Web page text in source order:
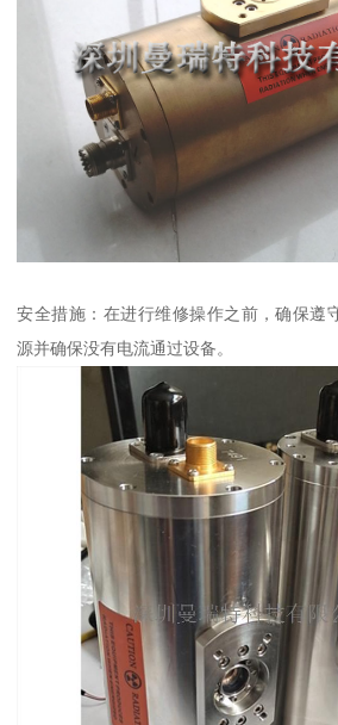
安全措施：在进行维修操作之前，确保遵
源并确保没有电流通过设备。